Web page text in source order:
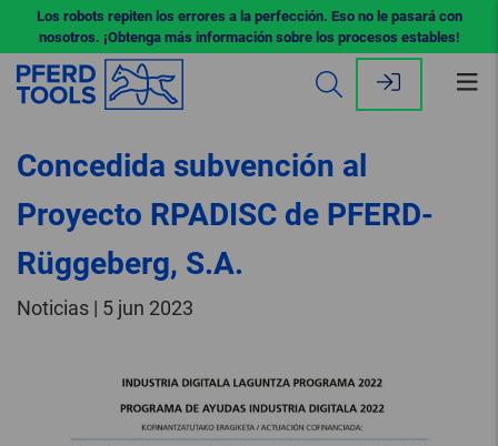
Los robots repiten los errores a la perfección. Eso no le pasará con
nosotros. ¡Obtenga más información sobre los procesos estables!
Concedida subvención al
Proyecto RPADISC de PFERD-
Rüggeberg, S.A.
Noticias | 5 jun 2023